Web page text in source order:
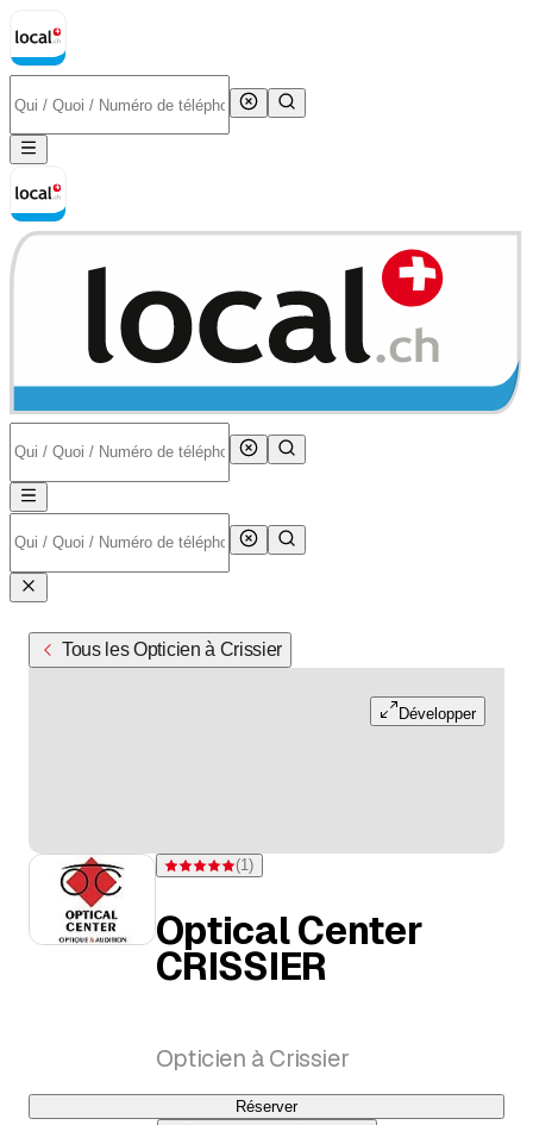
Tous les Opticien à Crissier
Développer
Note 5 sur 5 étoiles pour d'une évaluation
(1)
Optical Center
CRISSIER
Opticien à Crissier
Réserver